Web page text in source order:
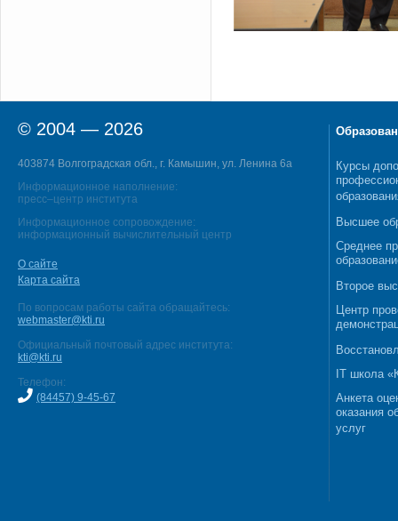
© 2004 — 2026
403874 Волгоградская обл., г. Камышин, ул. Ленина 6а
Информационное наполнение:
пресс–центр института
Информационное сопровождение:
информационный вычислительный центр
О сайте
Карта сайта
По вопросам работы сайта обращайтесь:
webmaster@kti.ru
Официальный почтовый адрес института:
kti@kti.ru
Телефон:
(84457) 9-45-67
Курсы
Высшее
Среднее
Второе
Центр
IT школа
Анкета
оказания
услуг